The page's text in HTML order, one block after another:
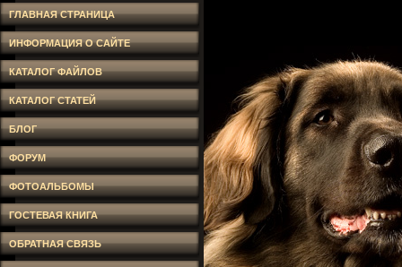
ГЛАВНАЯ СТРАНИЦА
ИНФОРМАЦИЯ О САЙТЕ
КАТАЛОГ ФАЙЛОВ
КАТАЛОГ СТАТЕЙ
БЛОГ
ФОРУМ
ФОТОАЛЬБОМЫ
ГОСТЕВАЯ КНИГА
ОБРАТНАЯ СВЯЗЬ